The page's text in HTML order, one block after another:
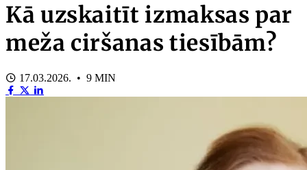
Kā uzskaitīt izmaksas par
meža ciršanas tiesībām?
17.03.2026. • 9 MIN